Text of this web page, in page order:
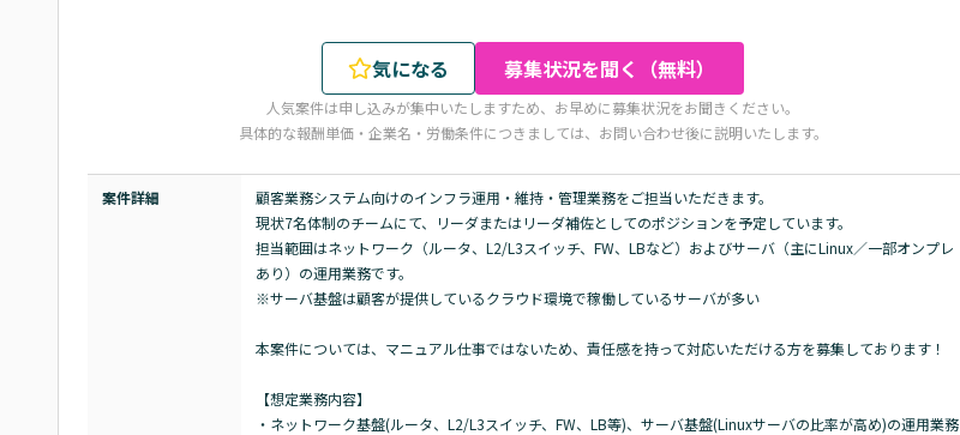
気になる 募集状況を聞く（無料）
人気案件は申し込みが集中いたしますため、お早めに募集状況をお聞きください。
具体的な報酬単価・企業名・労働条件につきましては、お問い合わせ後に説明いたします。
案件詳細
顧客業務システム向けのインフラ運用・維持・管理業務をご担当いただきます。
現状7名体制のチームにて、リーダまたはリーダ補佐としてのポジションを予定しています。
担当範囲はネットワーク（ルータ、L2/L3スイッチ、FW、LBなど）およびサーバ（主にLinux／一部オンプレ
あり）の運用業務です。
※サーバ基盤は顧客が提供しているクラウド環境で稼働しているサーバが多い
本案件については、マニュアル仕事ではないため、責任感を持って対応いただける方を募集しております！
【想定業務内容】
・ネットワーク基盤(ルータ、L2/L3スイッチ、FW、LB等)、サーバ基盤(Linuxサーバの比率が高め)の運用業務